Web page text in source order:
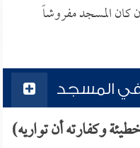
كان المسجد مفروشاً
في المسجد
وكفارته أن تواريه)